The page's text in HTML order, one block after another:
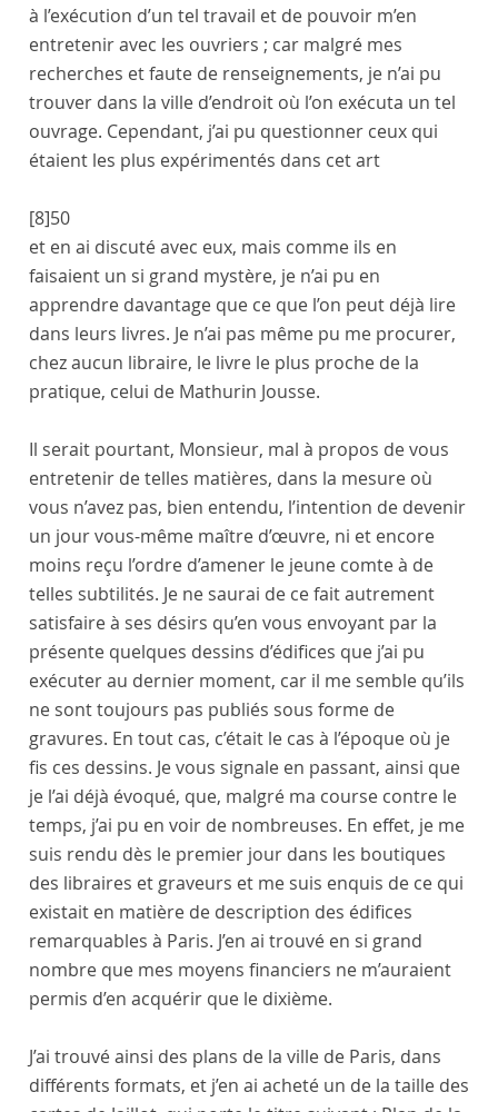
à l’exécution d’un tel travail et de pouvoir m’en
entretenir avec les ouvriers ; car malgré mes
recherches et faute de renseignements, je n’ai pu
trouver dans la ville d’endroit où l’on exécuta un tel
ouvrage. Cependant, j’ai pu questionner ceux qui
étaient les plus expérimentés dans cet art
[8]50
et en ai discuté avec eux, mais comme ils en
faisaient un si grand mystère, je n’ai pu en
apprendre davantage que ce que l’on peut déjà lire
dans leurs livres. Je n’ai pas même pu me procurer,
chez aucun libraire, le livre le plus proche de la
pratique, celui de Mathurin Jousse.
Il serait pourtant, Monsieur, mal à propos de vous
entretenir de telles matières, dans la mesure où
vous n’avez pas, bien entendu, l’intention de devenir
un jour vous-même maître d’œuvre, ni et encore
moins reçu l’ordre d’amener le jeune comte à de
telles subtilités. Je ne saurai de ce fait autrement
satisfaire à ses désirs qu’en vous envoyant par la
présente quelques dessins d’édifices que j’ai pu
exécuter au dernier moment, car il me semble qu’ils
ne sont toujours pas publiés sous forme de
gravures. En tout cas, c’était le cas à l’époque où je
fis ces dessins. Je vous signale en passant, ainsi que
je l’ai déjà évoqué, que, malgré ma course contre le
temps, j’ai pu en voir de nombreuses. En effet, je me
suis rendu dès le premier jour dans les boutiques
des libraires et graveurs et me suis enquis de ce qui
existait en matière de description des édifices
remarquables à Paris. J’en ai trouvé en si grand
nombre que mes moyens financiers ne m’auraient
permis d’en acquérir que le dixième.
J’ai trouvé ainsi des plans de la ville de Paris, dans
différents formats, et j’en ai acheté un de la taille des